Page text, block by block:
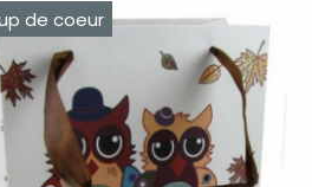
de coeur